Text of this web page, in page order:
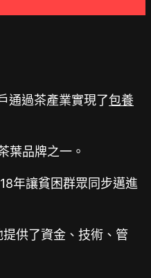
通過茶產業實現了包養
葉品牌之一。
年讓貧困群眾同步邁進
供了資金、技術、管